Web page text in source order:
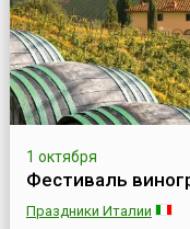
1 октября
Фестиваль
Праздники Италии